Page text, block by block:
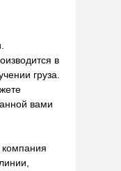
в
груза.
вами